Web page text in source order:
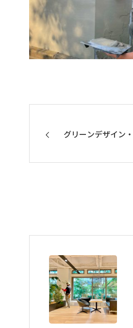
グリーンデザイン